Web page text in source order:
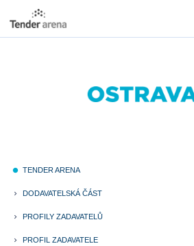
fiber_manual_record TENDER ARENA
keyboard_arrow_right DODAVATELSKÁ ČÁST
keyboard_arrow_right PROFILY ZADAVATELŮ
keyboard_arrow_right PROFIL ZADAVATELE